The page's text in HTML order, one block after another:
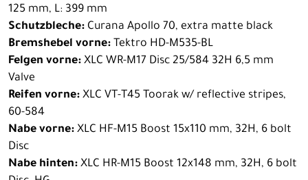
125 mm, L: 399 mm
Schutzbleche: Curana Apollo 70, extra matte black
Bremshebel vorne: Tektro HD-M535-BL
Felgen vorne: XLC WR-M17 Disc 25/584 32H 6,5 mm
Valve
Reifen vorne: XLC VT-T45 Toorak w/ reflective stripes,
60-584
Nabe vorne: XLC HF-M15 Boost 15x110 mm, 32H, 6 bolt
Disc
Nabe hinten: XLC HR-M15 Boost 12x148 mm, 32H, 6 bolt